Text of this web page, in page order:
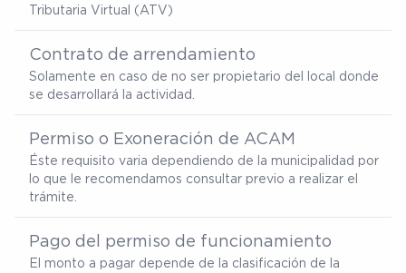
Tributaria Virtual (ATV)
Contrato de arrendamiento
Solamente en caso de no ser propietario del local donde
se desarrollará la actividad.
Permiso o Exoneración de ACAM
Éste requisito varia dependiendo de la municipalidad por
lo que le recomendamos consultar previo a realizar el
trámite.
Pago del permiso de funcionamiento
El monto a pagar depende de la clasificación de la